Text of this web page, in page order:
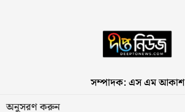
সম্পাদক: এস এম আকাশ
অনুসরণ করুন